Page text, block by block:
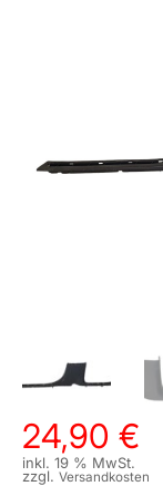
24,90 €
inkl. 19 % MwSt.
zzgl. Versandkosten